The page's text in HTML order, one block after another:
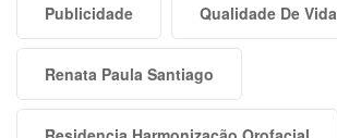
Publicidade Qualidade De Vida
Renata Paula Santiago